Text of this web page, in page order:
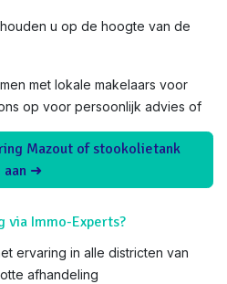
u op de hoogte van de
met lokale makelaars voor
op voor persoonlijk advies of
Mazout of stookolietank
aan ➜
via Immo-Experts?
ervaring in alle districten van
afhandeling